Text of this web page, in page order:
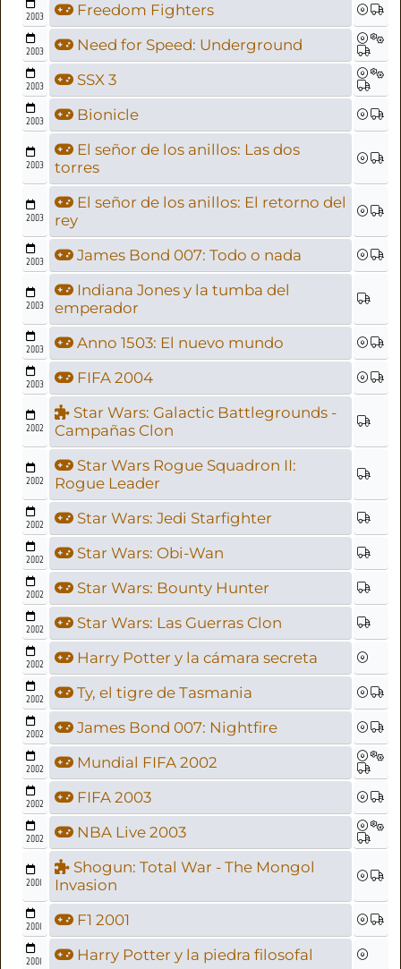
2003 Freedom Fighters
2003 Need for Speed: Underground
2003 SSX 3
2003 Bionicle
2003
El señor de los anillos: Las dos
torres
2003
El señor de los anillos: El retorno del
rey
2003 James Bond 007: Todo o nada
2003
Indiana Jones y la tumba del
emperador
2003 Anno 1503: El nuevo mundo
2003 FIFA 2004
2002
Star Wars: Galactic Battlegrounds -
Campañas Clon
2002
Star Wars Rogue Squadron II:
Rogue Leader
2002 Star Wars: Jedi Starfighter
2002 Star Wars: Obi-Wan
2002 Star Wars: Bounty Hunter
2002 Star Wars: Las Guerras Clon
2002 Harry Potter y la cámara secreta
2002 Ty, el tigre de Tasmania
2002 James Bond 007: Nightfire
2002 Mundial FIFA 2002
2002 FIFA 2003
2002 NBA Live 2003
2001
Shogun: Total War - The Mongol
Invasion
2001 F1 2001
2001 Harry Potter y la piedra filosofal